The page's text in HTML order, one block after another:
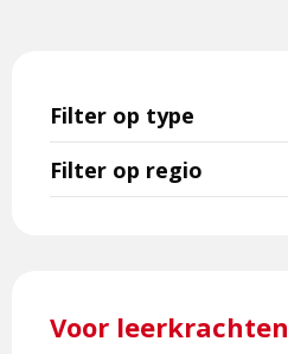
Filter op type
Filter op regio
Voor leerkrachten